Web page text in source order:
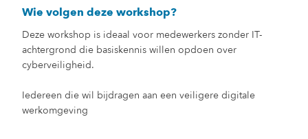
Wie volgen deze workshop?
Deze workshop is ideaal voor medewerkers zonder IT-
achtergrond die basiskennis willen opdoen over
cyberveiligheid.
Iedereen die wil bijdragen aan een veiligere digitale
werkomgeving